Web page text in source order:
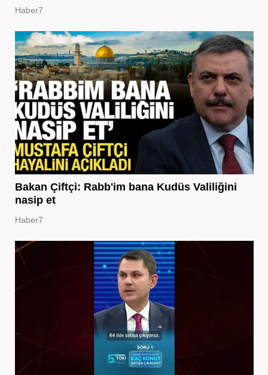
Haber7
Bakan Çiftçi: Rabb'im bana Kudüs Valiliğini
nasip et
Haber7